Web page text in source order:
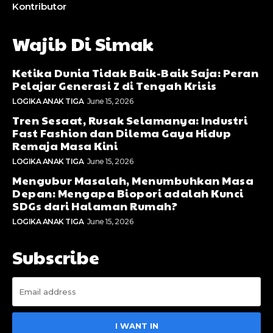
Kontributor
Wajib Di Simak
Ketika Dunia Tidak Baik-Baik Saja: Peran
Pelajar Generasi Z di Tengah Krisis
LOGIKA ANAK TIGA June 15, 2026
Tren Sesaat, Rusak Selamanya: Industri
Fast Fashion dan Dilema Gaya Hidup
Remaja Masa Kini
LOGIKA ANAK TIGA June 15, 2026
Mengubur Masalah, Menumbuhkan Masa
Depan: Mengapa Biopori adalah Kunci
SDGs dari Halaman Rumah?
LOGIKA ANAK TIGA June 15, 2026
Subscribe
I WANT IN